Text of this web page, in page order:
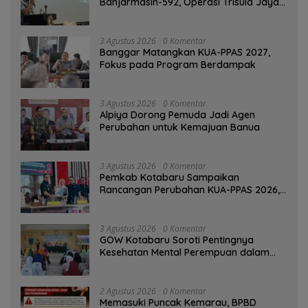
3 Agustus 2026 0 Komentar
‎Banggar Matangkan KUA-PPAS 2027,
Fokus pada Program Berdampak
3 Agustus 2026 0 Komentar
‎Alpiya Dorong Pemuda Jadi Agen
Perubahan untuk Kemajuan Banua ‎
3 Agustus 2026 0 Komentar
Pemkab Kotabaru Sampaikan
Rancangan Perubahan KUA-PPAS 2026,
3 Agustus 2026 0 Komentar
GOW Kotabaru Soroti Pentingnya
Kesehatan Mental Perempuan dalam
2 Agustus 2026 0 Komentar
Memasuki Puncak Kemarau, BPBD